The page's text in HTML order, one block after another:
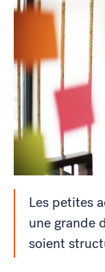
Les petites
une grande
soient